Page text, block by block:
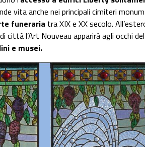
vita anche nei principali cimiteri
funeraria tra XIX e XX secolo.
città l’Art Nouveau apparirà agli occhi
e musei.